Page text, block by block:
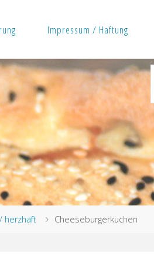
Impressum / Haftung
herzhaft Cheeseburgerkuchen